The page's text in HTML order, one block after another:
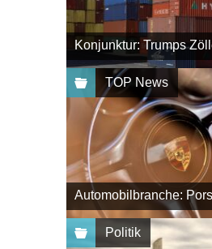
Konjunktur: Trumps
TOP News
Automobilbranche:
Politik